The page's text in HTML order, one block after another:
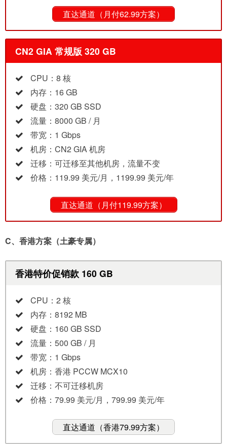
直达通道（月付62.99方案）
CN2 GIA 常规版 320 GB
CPU：8 核
内存：16 GB
硬盘：320 GB SSD
流量：8000 GB / 月
带宽：1 Gbps
机房：CN2 GIA 机房
迁移：可迁移至其他机房，流量不变
价格：119.99 美元/月，1199.99 美元/年
直达通道（月付119.99方案）
C、香港方案（土豪专属）
香港特价促销款 160 GB
CPU：2 核
内存：8192 MB
硬盘：160 GB SSD
流量：500 GB / 月
带宽：1 Gbps
机房：香港 PCCW MCX10
迁移：不可迁移机房
价格：79.99 美元/月，799.99 美元/年
直达通道（香港79.99方案）